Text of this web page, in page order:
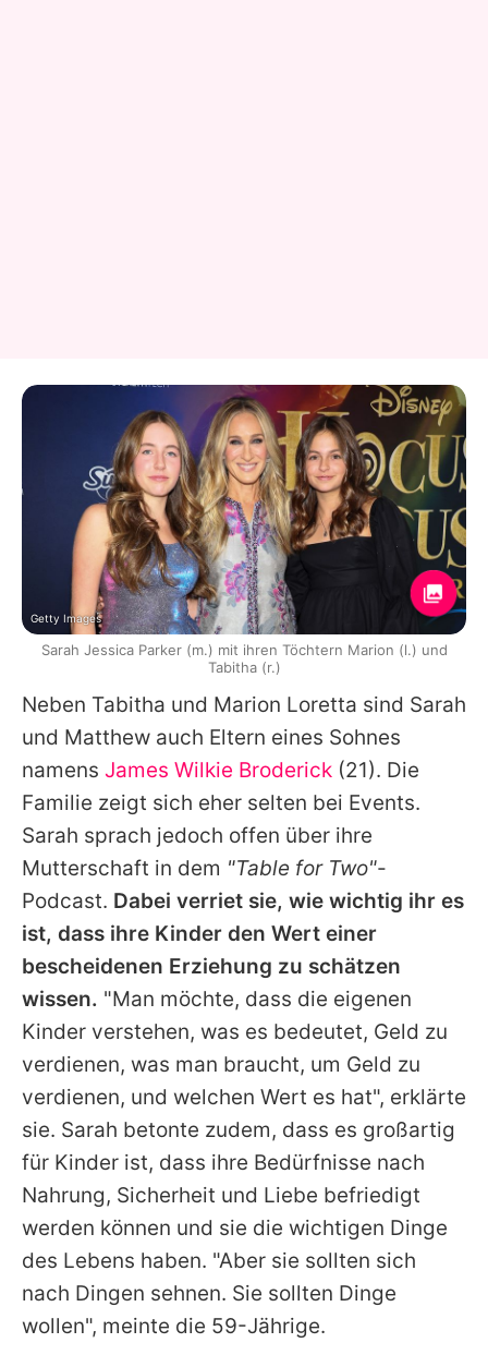
Neben Tabitha und Marion Loretta sind Sarah
und Matthew auch Eltern eines Sohnes
namens James Wilkie Broderick (21). Die
Familie zeigt sich eher selten bei Events.
Sarah sprach jedoch offen über ihre
Mutterschaft in dem "Table for Two"-
Podcast. Dabei verriet sie, wie wichtig ihr es
ist, dass ihre Kinder den Wert einer
bescheidenen Erziehung zu schätzen
wissen. "Man möchte, dass die eigenen
Kinder verstehen, was es bedeutet, Geld zu
verdienen, was man braucht, um Geld zu
verdienen, und welchen Wert es hat", erklärte
sie. Sarah betonte zudem, dass es großartig
für Kinder ist, dass ihre Bedürfnisse nach
Nahrung, Sicherheit und Liebe befriedigt
werden können und sie die wichtigen Dinge
des Lebens haben. "Aber sie sollten sich
nach Dingen sehnen. Sie sollten Dinge
wollen", meinte die 59-Jährige.
Getty Images
Sarah Jessica Parker (m.) mit ihren Töchtern Marion (l.) und
Tabitha (r.)